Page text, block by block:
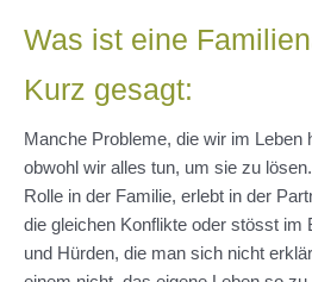
Was ist eine
Kurz gesagt:
Manche Probleme, die wir im Leben
obwohl wir alles tun, um sie zu
Rolle in der Familie, erlebt in der
die gleichen Konflikte oder stösst im
und Hürden, die man sich nicht